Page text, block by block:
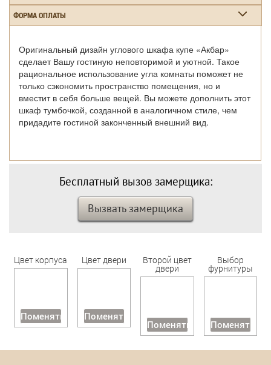
ФОРМА ОПЛАТЫ
Оригинальный дизайн углового шкафа купе «Акбар»
сделает Вашу гостиную неповторимой и уютной. Такое
рациональное использование угла комнаты поможет не
только сэкономить пространство помещения, но и
вместит в себя больше вещей. Вы можете дополнить этот
шкаф тумбочкой, созданной в аналогичном стиле, чем
придадите гостиной законченный внешний вид.
Бесплатный вызов замерщика:
Вызвать замерщика
Цвет корпуса
Поменять
Цвет двери
Поменять
Второй цвет
двери
Поменять
Выбор
фурнитуры
Поменять